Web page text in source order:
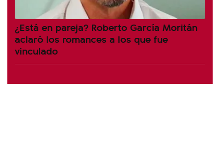
¿Está en pareja? Roberto García Moritán
aclaró los romances a los que fue
vinculado